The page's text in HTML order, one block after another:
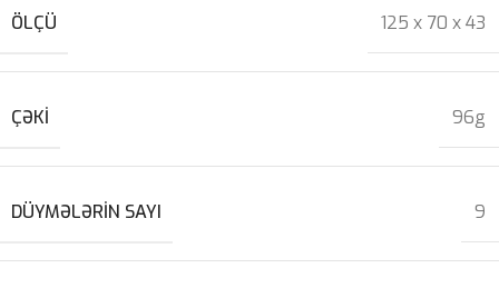
ÖLÇÜ 125 x 70 x 43
ÇƏKI 96g
DÜYMƏLƏRIN SAYI 9